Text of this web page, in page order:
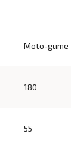
Moto-gume
180
55